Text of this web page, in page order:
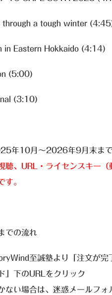
a tough winter
in Eastern Hokkaido (4:14)
(5:00)
(3:10)
年10月～2026年9月末ま
聴、URL・ライセンスキー
す。
での流れ
至誠塾より「注文が完
」下のURLをクリック
い場合は、迷惑メールフォ